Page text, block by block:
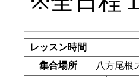
レッスン時間
集合場所
八方尾